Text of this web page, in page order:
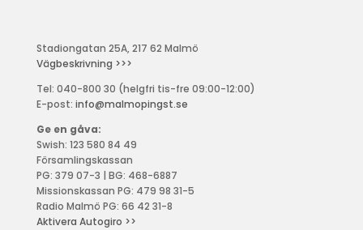
Stadiongatan 25A, 217 62 Malmö
Vägbeskrivning >>>
Tel: 040-800 30 (helgfri tis-fre 09:00-12:00)
E-post: info@malmopingst.se
Ge en gåva:
Swish: 123 580 84 49
Församlingskassan
PG: 379 07-3 | BG: 468-6887
Missionskassan PG: 479 98 31-5
Radio Malmö PG: 66 42 31-8
Aktivera Autogiro >>